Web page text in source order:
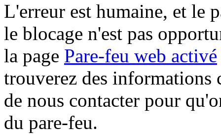
L'erreur est humaine, et le
le blocage n'est pas
la page Pare-feu web activé
trouverez des informations
de nous contacter pour
du pare-feu.